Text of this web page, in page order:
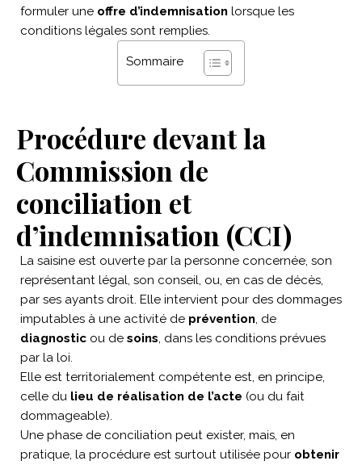
formuler une offre d’indemnisation lorsque les
conditions légales sont remplies.
Sommaire
Procédure devant la
Commission de
conciliation et
d’indemnisation (CCI)
La saisine est ouverte par la personne concernée, son
représentant légal, son conseil, ou, en cas de décès,
par ses ayants droit. Elle intervient pour des dommages
imputables à une activité de prévention, de
diagnostic ou de soins, dans les conditions prévues
par la loi.
Elle est territorialement compétente est, en principe,
celle du lieu de réalisation de l’acte (ou du fait
dommageable).
Une phase de conciliation peut exister, mais, en
pratique, la procédure est surtout utilisée pour obtenir